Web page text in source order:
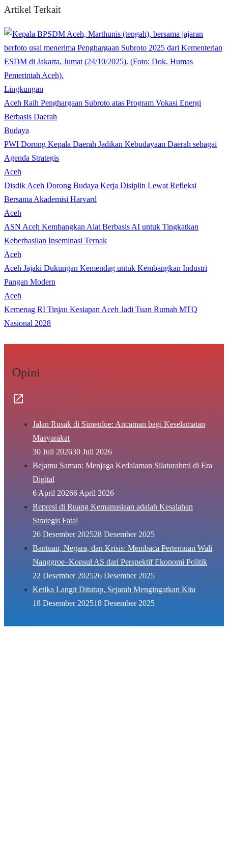
Artikel Terkait
Lingkungan
Aceh Raih Penghargaan Subroto atas Program Vokasi Energi
Berbasis Daerah
Budaya
PWI Dorong Kepala Daerah Jadikan Kebudayaan Daerah sebagai
Agenda Strategis
Aceh
Disdik Aceh Dorong Budaya Kerja Disiplin Lewat Refleksi
Bersama Akademisi Harvard
Aceh
ASN Aceh Kembangkan Alat Berbasis AI untuk Tingkatkan
Keberhasilan Inseminasi Ternak
Aceh
Aceh Jajaki Dukungan Kemendag untuk Kembangkan Industri
Pangan Modern
Aceh
Kemenag RI Tinjau Kesiapan Aceh Jadi Tuan Rumah MTQ
Nasional 2028
Opini
Jalan Rusak di Simeulue: Ancaman bagi Keselamatan
Masyarakat
30 Juli 202630 Juli 2026
Bejamu Saman: Menjaga Kedalaman Silaturahmi di Era
Digital
6 April 20266 April 2026
Represi di Ruang Kemanusiaan adalah Kesalahan
Strategis Fatal
26 Desember 202528 Desember 2025
Bantuan, Negara, dan Krisis: Membaca Pertemuan Wali
Nanggroe–Konsul AS dari Perspektif Ekonomi Politik
22 Desember 202526 Desember 2025
Ketika Langit Ditutup, Sejarah Mengingatkan Kita
18 Desember 202518 Desember 2025